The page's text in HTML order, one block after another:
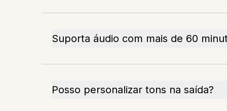
Suporta áudio com mais de 60
Posso personalizar tons na saída?